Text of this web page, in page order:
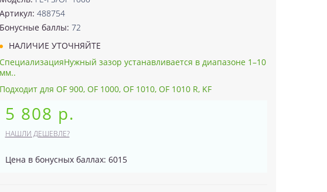
Артикул: 488754
Бонусные баллы: 72
НАЛИЧИЕ УТОЧНЯЙТЕ
СпециализацияНужный зазор устанавливается в диапазоне 1–10
мм..
Подходит для OF 900, OF 1000, OF 1010, OF 1010 R, KF
5 808 р.
НАШЛИ ДЕШЕВЛЕ?
Цена в бонусных баллах: 6015